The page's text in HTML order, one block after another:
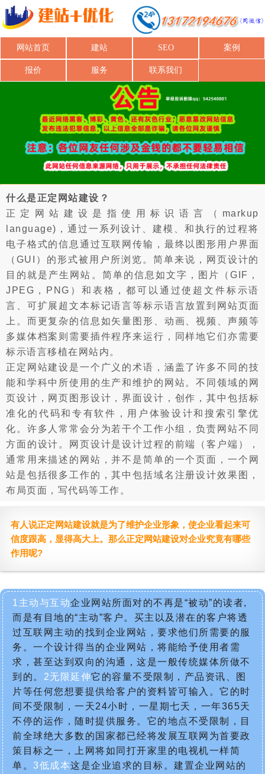
网站首页 建站 SEO 案例
报价 服务 联系我们
什么是正定网站建设？
正定网站建设是指使用标识语言（markup
language)，通过一系列设计、建模、和执行的过程将
电子格式的信息通过互联网传输，最终以图形用户界面
（GUI）的形式被用户所浏览。简单来说，网页设计的
目的就是产生网站。简单的信息如文字，图片（GIF，
JPEG，PNG）和表格，都可以通过使超文件标示语
言、可扩展超文本标记语言等标示语言放置到网站页面
上。而更复杂的信息如矢量图形、动画、视频、声频等
多媒体档案则需要插件程序来运行，同样地它们亦需要
标示语言移植在网站内。
正定网站建设是一个广义的术语，涵盖了许多不同的技
能和学科中所使用的生产和维护的网站。不同领域的网
页设计，网页图形设计，界面设计，创作，其中包括标
准化的代码和专有软件，用户体验设计和搜索引擎优
化。许多人常常会分为若干个工作小组，负责网站不同
方面的设计。网页设计是设计过程的前端（客户端），
通常用来描述的网站，并不是简单的一个页面，一个网
站是包括很多工作的，其中包括域名注册设计效果图，
布局页面，写代码等工作。
有人说正定网站建设就是为了维护企业形象，使企业看起来可
信度跟高，显得高大上。那么正定网站建设对企业究竟有哪些
作用呢?
1主动与互动企业网站所面对的不再是“被动”的读者,
而是有目地的“主动”客户。买主以及潜在的客户将透
过互联网主动的找到企业网站，要求他们所需要的服
务。一个设计得当的企业网站，将能给予使用者需
求，甚至达到双向的沟通，这是一般传统媒体所做不
到的。 2无限延伸它的容量不受限制，产品资讯、图
片等任何您想要提供给客户的资料皆可输入。它的时
间不受限制，一天24小时，一星期七天，一年365天
不停的运作，随时提供服务。它的地点不受限制，目
前全球绝大多数的国家都已经将发展互联网为首要政
策目标之一，上网将如同打开家里的电视机一样简
单。 3低成本这是企业追求的目标。建置企业网站的